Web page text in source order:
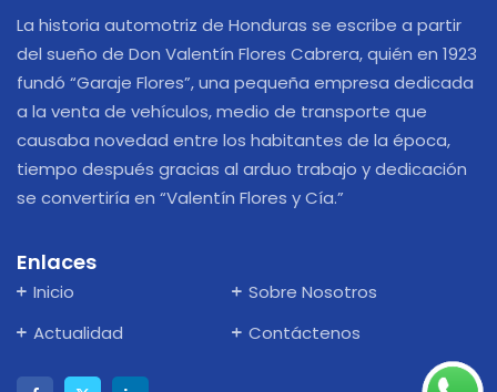
La historia automotriz de Honduras se escribe a partir
del sueño de Don Valentín Flores Cabrera, quién en 1923
fundó “Garaje Flores”, una pequeña empresa dedicada
a la venta de vehículos, medio de transporte que
causaba novedad entre los habitantes de la época,
tiempo después gracias al arduo trabajo y dedicación
se convertiría en “Valentín Flores y Cía.”
Enlaces
Inicio
Sobre Nosotros
Actualidad
Contáctenos